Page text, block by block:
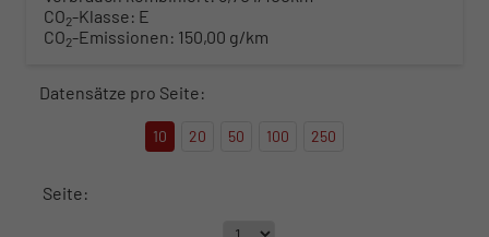
CO2-Klasse: E
CO2-Emissionen: 150,00 g/km
Datensätze pro Seite:
10 20 50 100 250
Seite: